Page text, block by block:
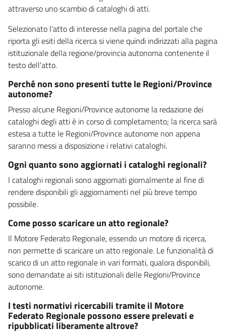
attraverso uno scambio di cataloghi di atti.
Selezionato l'atto di interesse nella pagina del portale che
riporta gli esiti della ricerca si viene quindi indirizzati alla pagina
istituzionale della regione/provincia autonoma contenente il
testo dell'atto.
Perché non sono presenti tutte le Regioni/Province
autonome?
Presso alcune Regioni/Province autonome la redazione dei
cataloghi degli atti è in corso di completamento; la ricerca sarà
estesa a tutte le Regioni/Province autonome non appena
saranno messi a disposizione i relativi cataloghi.
Ogni quanto sono aggiornati i cataloghi regionali?
I cataloghi regionali sono aggiornati giornalmente al fine di
rendere disponibili gli aggiornamenti nel più breve tempo
possibile.
Come posso scaricare un atto regionale?
Il Motore Federato Regionale, essendo un motore di ricerca,
non permette di scaricare un atto regionale. Le funzionalità di
scarico di un atto regionale in vari formati, qualora disponibili,
sono demandate ai siti istituzionali delle Regioni/Province
autonome.
I testi normativi ricercabili tramite il Motore
Federato Regionale possono essere prelevati e
ripubblicati liberamente altrove?